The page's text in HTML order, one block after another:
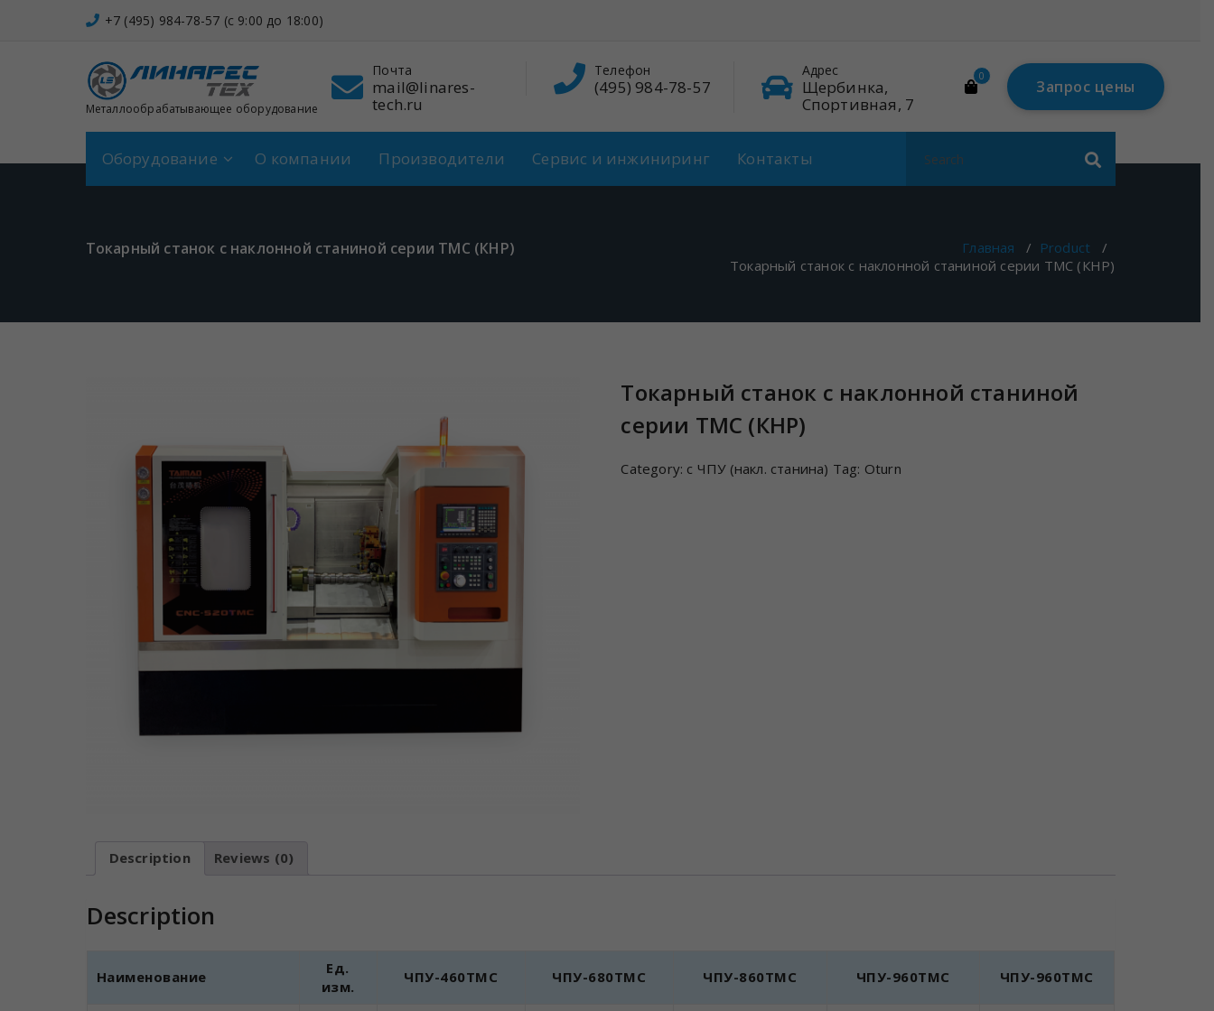
+7 (495) 984-78-57 (c 9:00 до 18:00)
Металлообрабатывающее оборудование
Щербинка,
Спортивная, 7
Почта
mail@linares-
tech.ru
(495) 984-78-57
Адрес
Щербинка,
mail@linares-
tech.ru
(495) 984-78-57
0
Запрос цены
Оборудование О компании Производители Сервис и инжиниринг Контакты
for:
Токарный станок с наклонной станиной серии TMC (КНР) Главная / Product /
Токарный станок с наклонной станиной серии TMC (КНР)
Токарный станок с наклонной станиной
серии TMC (КНР)
Category: с ЧПУ (накл. станина) Tag: Oturn
Description Reviews (0)
Description
Наименование
Ед.
изм.
ЧПУ-460TMC ЧПУ-680TMC ЧПУ-860TMC ЧПУ-960ТМС ЧПУ-960TMC